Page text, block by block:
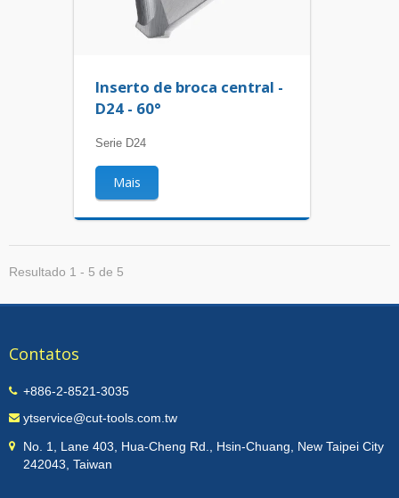
Inserto de broca central -
D24 - 60°
Serie D24
Mais
Resultado 1 - 5 de 5
Contatos
+886-2-8521-3035
ytservice@cut-tools.com.tw
No. 1, Lane 403, Hua-Cheng Rd., Hsin-Chuang, New Taipei City
242043, Taiwan